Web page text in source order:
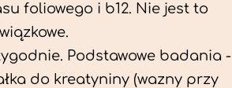
foliowego i b12. Nie jest to
Podstawowe badania -
do kreatyniny (wazny przy